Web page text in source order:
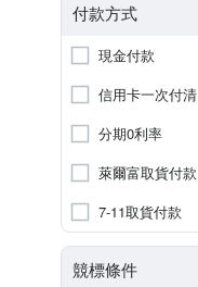
付款方式
現金付款
信用卡一次付清
分期0利率
萊爾富取貨付款
7-11取貨付款
競標條件